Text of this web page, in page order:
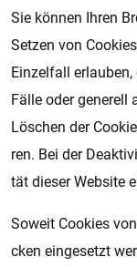
Sie kön­nen Ihren
Set­zen von
Ein­zel­fall
Fälle oder
Lö­schen der
ren. Bei der
tät die­ser Web­si­te
So­weit Coo­kies
cken ein­ge­setzt